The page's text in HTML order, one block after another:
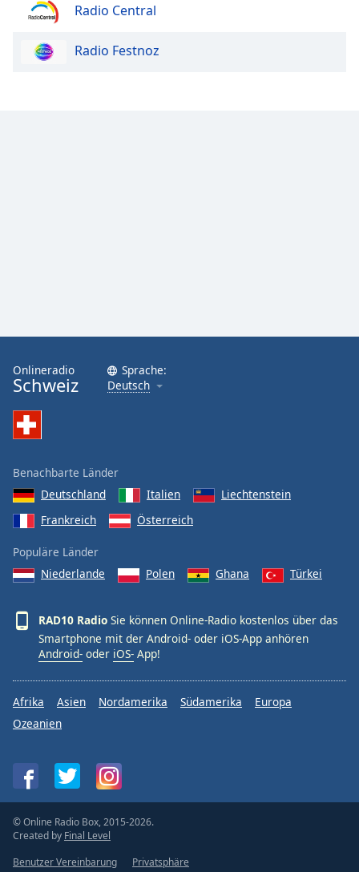
window.
Radio Central
Radio Festnoz
Onlineradio
Schweiz
Sprache:
Deutsch
Benachbarte Länder
Deutschland
Italien
Liechtenstein
Frankreich
Österreich
Populäre Länder
Niederlande
Polen Ghana Türkei
RAD10 Radio Sie können Online-Radio kostenlos über das
Smartphone mit der Android- oder iOS-App anhören
Android- oder iOS- App!
Afrika Asien Nordamerika Südamerika
Europa
Ozeanien
© Online Radio Box, 2015-2026.
Created by Final Level
Benutzer Vereinbarung
Privatsphäre